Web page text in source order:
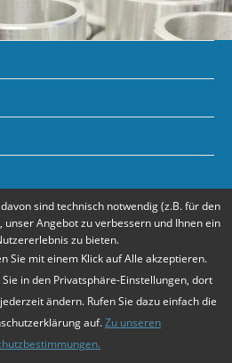
sind technisch notwendig (z.B. für den
Angebot zu verbessern und Ihnen ein
zu bieten.
Sie mit einem Klick auf Alle akzeptieren.
in den Privatsphäre-Einstellungen, dort
ändern. Rufen Sie dazu einfach die
auf.Zu unseren